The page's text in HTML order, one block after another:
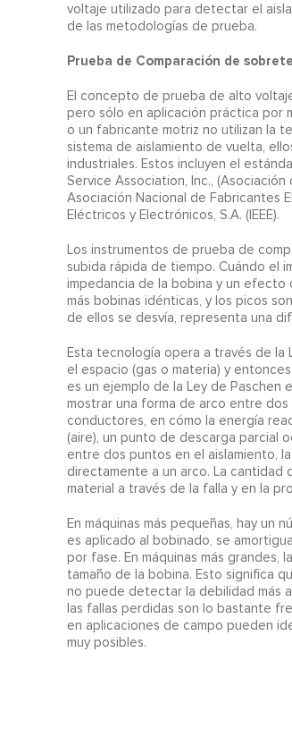
voltaje utilizado para detectar el
de las metodologías de prueba.
Prueba de Comparación de
El concepto de prueba de alto
pero sólo en aplicación práctica por
o un fabricante motriz no utilizan la
sistema de aislamiento de vuelta,
industriales. Estos incluyen el
Service Association, Inc.,
Asociación Nacional de Fabricantes
Eléctricos y Electrónicos, S.A. (IEEE).
Los instrumentos de prueba de
subida rápida de tiempo. Cuándo el
impedancia de la bobina y un efecto
más bobinas idénticas, y los picos
de ellos se desvía, representa una
Esta tecnología opera a través de la
el espacio (gas o materia) y
es un ejemplo de la Ley de Paschen
mostrar una forma de arco entre
conductores, en cómo la energía
(aire), un punto de descarga parcial
entre dos puntos en el aislamiento,
directamente a un arco. La
material a través de la falla y en la
En máquinas más pequeñas, hay un
es aplicado al bobinado, se
por fase. En máquinas más
tamaño de la bobina. Esto significa
no puede detectar la debilidad más
las fallas perdidas son lo bastante
en aplicaciones de campo pueden
muy posibles.